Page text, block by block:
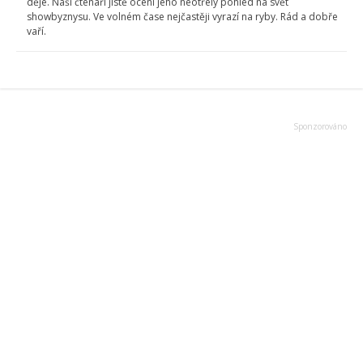
showbyznysu. Ve volném čase nejčastěji vyrazí na ryby. Rád a dobře
vaří.